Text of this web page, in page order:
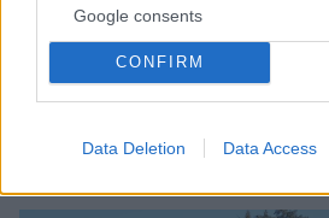
Google consents
CONFIRM
Data Deletion Data Access
Δαμάσι, τον Τύρναβο, το
Διατέθηκαν ξενοδοχεία,
απροθυμία, οι περισσότεροι
μείνουν ακόμη και στα
κοντά στα σπίτια τους.